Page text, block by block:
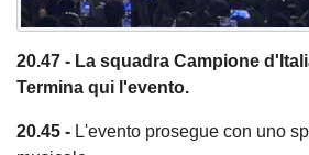
20.47 - La squadra Campione
Termina qui l'evento.
20.45 - L'evento prosegue con uno